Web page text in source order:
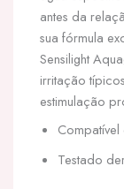
antes da
sua fórmula
Sensilight
irritação
estimulação
Testado